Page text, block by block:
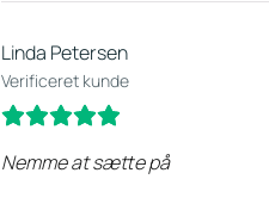
Linda Petersen
Verificeret kunde
Nemme at sætte på